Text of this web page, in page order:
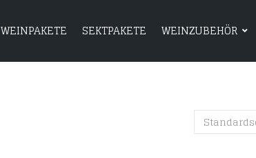
WEINPAKETE SEKTPAKETE WEINZUBEHÖR
HOME SHOP WEIN WEINPAKETE